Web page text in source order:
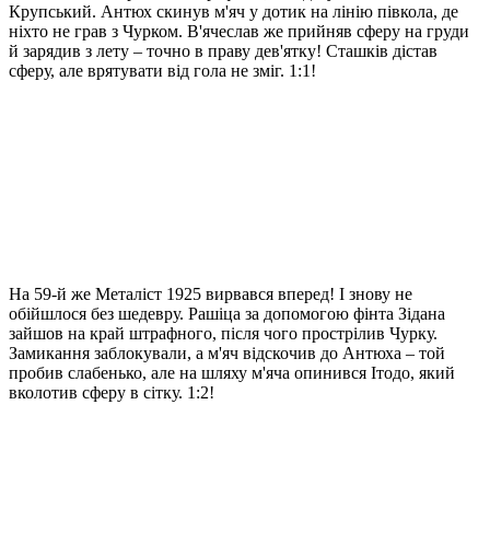
Крупський. Антюх скинув м'яч у дотик на лінію півкола, де
ніхто не грав з Чурком. В'ячеслав же прийняв сферу на груди
й зарядив з лету – точно в праву дев'ятку! Сташків дістав
сферу, але врятувати від гола не зміг. 1:1!
На 59-й же Металіст 1925 вирвався вперед! І знову не
обійшлося без шедевру. Рашіца за допомогою фінта Зідана
зайшов на край штрафного, після чого прострілив Чурку.
Замикання заблокували, а м'яч відскочив до Антюха – той
пробив слабенько, але на шляху м'яча опинився Ітодо, який
вколотив сферу в сітку. 1:2!